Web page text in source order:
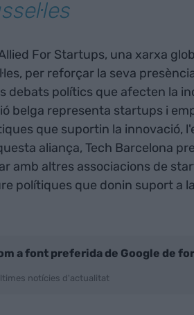
For Startups, una xarxa
per reforçar la seva
debats polítics que afecten la
belga representa startups i
que suportin la innovació,
aliança, Tech Barcelona
amb altres associacions de
polítiques que donin suport a
a font preferida de Google de
notícies d'actualitat